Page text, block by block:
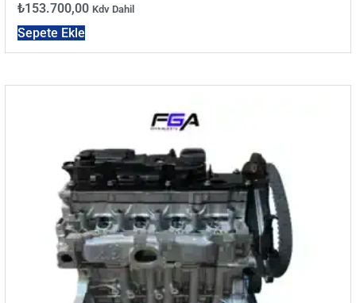
₺153.700,00 Kdv Dahil
Sepete Ekle